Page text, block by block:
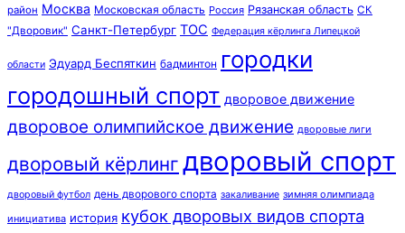
район Москва Московская область Россия Рязанская область СК
"Дворовик" Санкт-Петербург ТОС Федерация кёрлинга Липецкой
области Эдуард Беспяткин бадминтон городки
городошный спорт дворовое движение
дворовое олимпийское движение дворовые лиги
дворовый кёрлинг дворовый спорт
дворовый футбол день дворового спорта закаливание зимняя олимпиада
инициатива история кубок дворовых видов спорта